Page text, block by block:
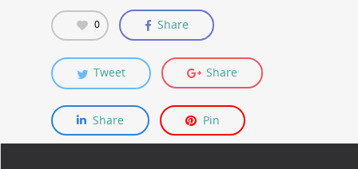
0 Share
Tweet Share
Share Pin